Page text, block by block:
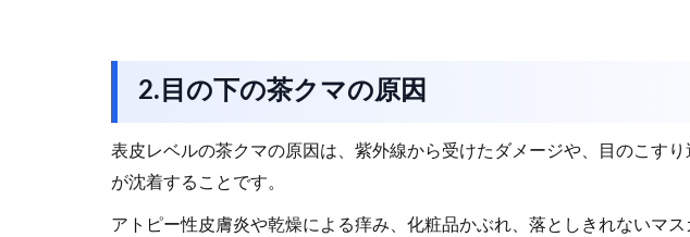
2.目の下の茶クマの原因
表皮レベルの茶クマの原因は、紫外線から受けたダメージや、目のこす
が沈着することです。
アトピー性皮膚炎や乾燥による痒み、化粧品かぶれ、落としきれないマ